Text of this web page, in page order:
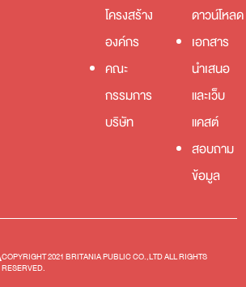
โครงสร้าง
องค์กร
คณะ
กรรมการ
บริษัท
ดาวน์โหลด
เอกสาร
นำเสนอ
และเว็บ
แคสต์
สอบถาม
ข้อมูล
COPYRIGHT 2021 BRITANIA PUBLIC CO.,LTD ALL RIGHTS
RESERVED.